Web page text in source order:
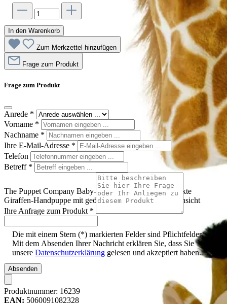
The Puppet Company Baby-Handpuppe Giraffe, gefleckte
Giraffen-Handpuppe mit geöffnetem Maul, Dreiviertelansicht
In den Warenkorb
Zum Merkzettel hinzufügen
Frage zum Produkt
Frage zum Produkt
Anrede *
Vorname *
Nachname *
Ihre E-Mail-Adresse *
Telefon
Betreff *
Ihre Anfrage zum Produkt *
Die mit einem Stern (*) markierten Felder sind Pflichtfelder.
Mit dem Absenden Ihrer Nachricht erklären Sie, dass Sie
unsere Datenschutzerklärung gelesen und akzeptiert haben.
Absenden
Produktnummer: 16239
EAN: 5060091082328